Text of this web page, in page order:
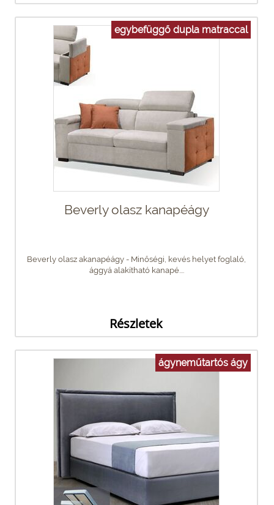
egybefüggő dupla matraccal
Beverly olasz kanapéágy
Beverly olasz akanapéágy - Minőségi, kevés helyet foglaló,
ággyá alakítható kanapé....
Részletek
ágyneműtartós ágy